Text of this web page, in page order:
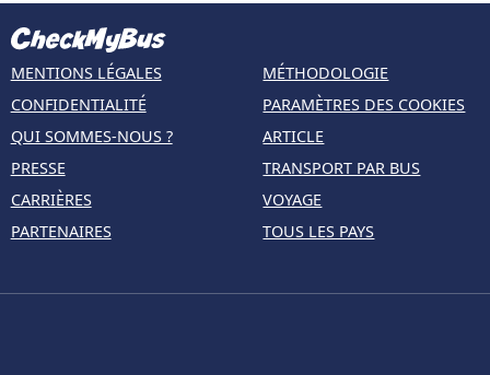
MENTIONS LÉGALES
CONFIDENTIALITÉ
QUI SOMMES-NOUS ?
PRESSE
CARRIÈRES
PARTENAIRES
MÉTHODOLOGIE
PARAMÈTRES DES COOKIES
ARTICLE
TRANSPORT PAR BUS
VOYAGE
TOUS LES PAYS